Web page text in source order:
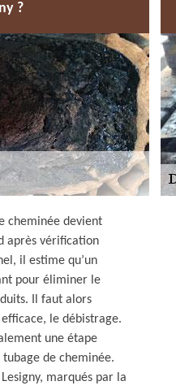
?
cheminée devient
après vérification
il estime qu’un
pour éliminer le
Il faut alors
le débistrage.
une étape
de cheminée.
marqués par la